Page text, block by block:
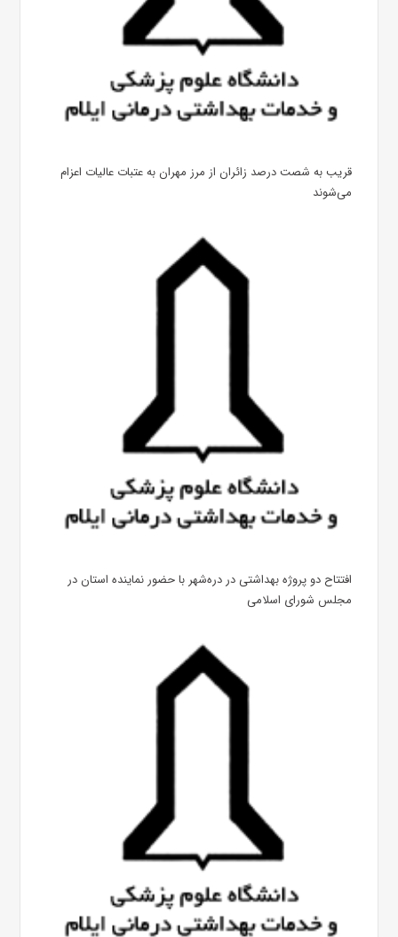
قریب به شصت درصد زائران از مرز مهران به عتبات عالیات اعزام
می‌شوند
افتتاح دو پروژه بهداشتی در دره‌شهر با حضور نماینده استان در
مجلس شورای اسلامی